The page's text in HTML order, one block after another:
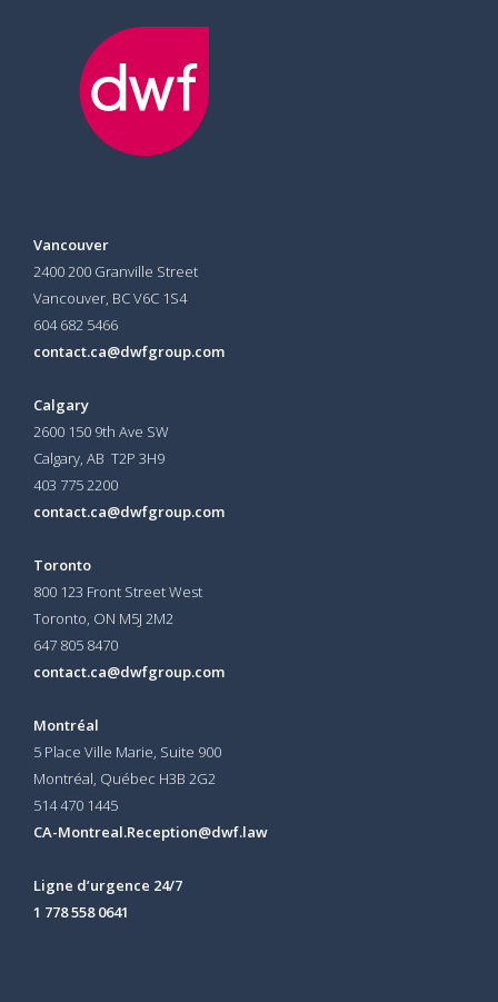
Vancouver
2400 200 Granville Street
Vancouver, BC V6C 1S4
604 682 5466
contact.ca@dwfgroup.com
Calgary
2600 150 9th Ave SW
Calgary, AB T2P 3H9
403 775 2200
contact.ca@dwfgroup.com
Toronto
800 123 Front Street West
Toronto, ON M5J 2M2
647 805 8470
contact.ca@dwfgroup.com
Montréal
5 Place Ville Marie, Suite 900
Montréal, Québec H3B 2G2
514 470 1445
CA-Montreal.Reception@dwf.law
Ligne d’urgence 24/7
1 778 558 0641